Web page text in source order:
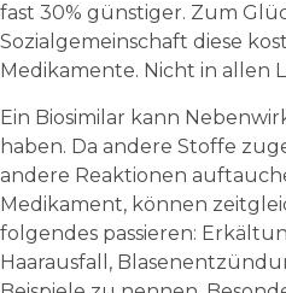
fast 30% günstiger. Zum
Sozialgemeinschaft diese
Medikamente. Nicht in allen
Ein Biosimilar kann
haben. Da andere Stoffe
andere Reaktionen
Medikament, können
folgendes passieren:
Haarausfall,